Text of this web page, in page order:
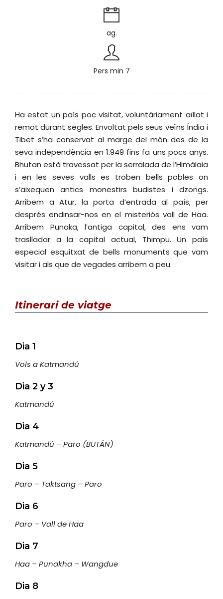
ag.
Pers min 7
Ha estat un país poc visitat, voluntàriament aïllat i
remot durant segles. Envoltat pels seus veïns Índia i
Tibet s’ha conservat al marge del món des de la
seva independència en 1.949 fins fa uns pocs anys.
Bhutan està travessat per la serralada de l’Himàlaia
i en les seves valls es troben bells pobles on
s’aixequen antics monestirs budistes i dzongs.
Arribem a Atur, la porta d’entrada al país, per
després endinsar-nos en el misteriós vall de Haa.
Arribem Punaka, l’antiga capital, des ens vam
traslladar a la capital actual, Thimpu. Un país
especial esquitxat de bells monuments que vam
visitar i als que de vegades arribem a peu.
Itinerari de viatge
Dia 1
Vols a Katmandú
Dia 2 y 3
Katmandú
Dia 4
Katmandú – Paro (BUTÁN)
Dia 5
Paro – Taktsang – Paro
Dia 6
Paro – Vall de Haa
Dia 7
Haa – Punakha – Wangdue
Dia 8